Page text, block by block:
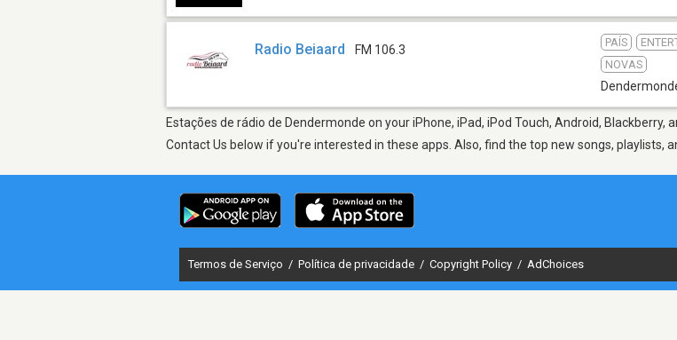
Radio Beiaard FM 106.3
PAÍS
NOVAS
Estações de rádio de Dendermonde on your iPhone, iPad, iPod Touch, Android,
Contact Us below if you're interested in these apps. Also, find the top new songs, playlists,
Termos de Serviço / Política de privacidade / Copyright Policy / AdChoices